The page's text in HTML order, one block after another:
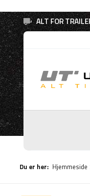
ALT FOR
Du er her: Hjemmeside